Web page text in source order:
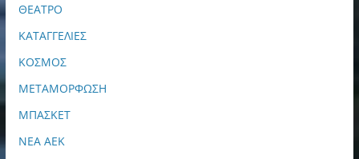
ΘΕΑΤΡΟ
ΚΑΤΑΓΓΕΛΙΕΣ
ΚΟΣΜΟΣ
ΜΕΤΑΜΟΡΦΩΣΗ
ΜΠΑΣΚΕΤ
ΝΕΑ ΑΕΚ